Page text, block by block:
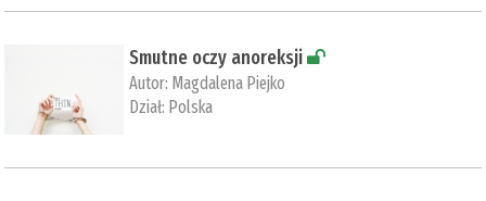
Smutne oczy anoreksji
Autor: Magdalena Piejko
Dział: Polska